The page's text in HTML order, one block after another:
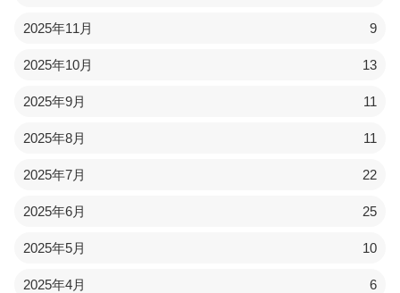
2025年11月 9
2025年10月 13
2025年9月 11
2025年8月 11
2025年7月 22
2025年6月 25
2025年5月 10
2025年4月 6